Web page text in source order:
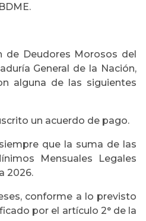
de Deudores Morosos del
General de la Nación,
alguna de las siguientes
un acuerdo de pago.
que la suma de las
Mensuales Legales
2026.
conforme a lo previsto
por el artículo 2° de la